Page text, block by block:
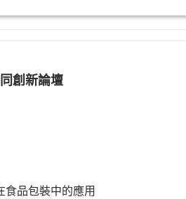
創新論壇
食品包裝中的應用